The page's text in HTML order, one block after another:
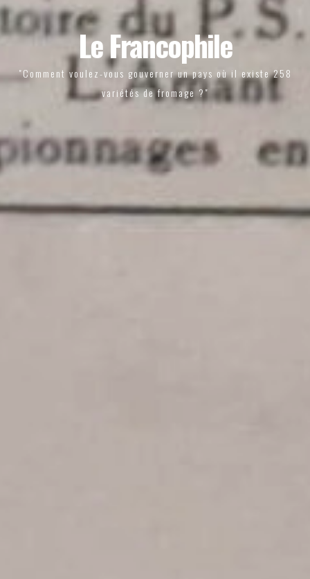
Le Francophile
"Comment voulez-vous gouverner un pays où il existe 258
variétés de fromage ?"